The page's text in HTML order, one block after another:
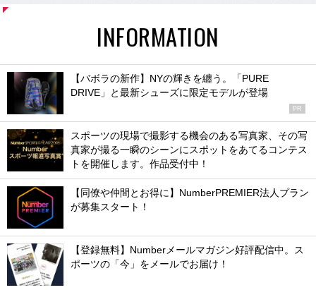
INFORMATION
【バボラの新作】NYの輝きを纏う。「PURE
DRIVE」と最新シューズに限定モデルが登場
PR
スポーツの現場で撮影する機会のある写真家、その写
真家が撮る一瞬のシーンにスポットをあてるコンテス
トを開催します。作品受付中！
【同僚や仲間とお得に】NumberPREMIER法人プラン
が募集スタート！
【登録無料】Numberメールマガジン好評配信中。ス
ポーツの「今」をメールでお届け！